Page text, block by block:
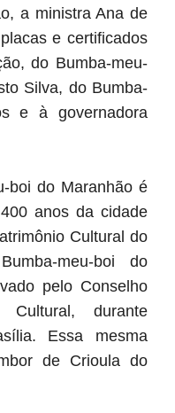
a ministra Ana de
e certificados
do Bumba-meu-
Silva, do Bumba-
e à governadora
boi do Maranhão é
anos da cidade
Cultural do
meu-boi do
pelo Conselho
Cultural, durante
Essa mesma
de Crioula do